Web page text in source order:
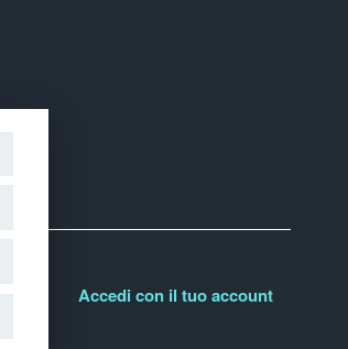
Accedi con il tuo account